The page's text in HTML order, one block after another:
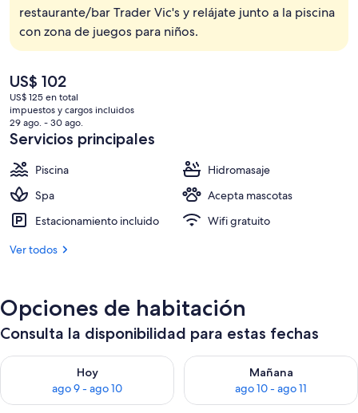
Minibar, caja de seguridad en la
restaurante/bar Trader Vic's y relájate junto a la piscina
con zona de juegos para niños.
El
precio
actual
es
de
US$ 102
US$ 125 en total
impuestos y cargos incluidos
29 ago. - 30 ago.
Servicios principales
Piscina
Hidromasaje
Spa
Acepta mascotas
Estacionamiento incluido
Wifi gratuito
Ver todos
Opciones de habitación
Consulta la disponibilidad para estas fechas
Hoy
ago 9 - ago 10
Consulta la disponibilidad para hoy ago 9 - ago 10
Mañana
ago 10 - ago 11
Consulta la disponibilidad